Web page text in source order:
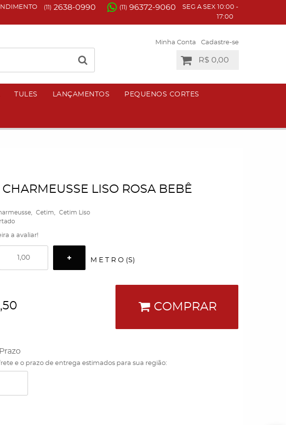
(11) 2638-0990 (11) 96372-9060
SEG A SEX 10:00 -
17:00
Minha Conta Cadastre-se
R$ 0,00
TULES LANÇAMENTOS PEQUENOS CORTES
CHARMEUSSE LISO ROSA BEBÊ
Cetim
Cetim Liso
a avaliar!
M E T R O (S)
COMPRAR
e o prazo de entrega estimados para sua região: